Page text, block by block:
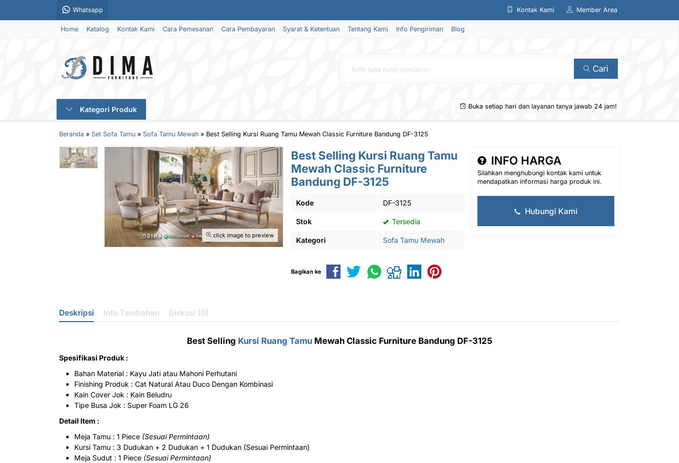
Whatsapp Kontak Kami Member Area
Home Katalog Kontak Kami Cara Pemesanan Cara Pembayaran Syarat & Ketentuan Tentang Kami Info Pengiriman Blog
Cari
Kategori Produk Buka setiap hari dan layanan tanya jawab 24 jam!
Beranda » Set Sofa Tamu » Sofa Tamu Mewah » Best Selling Kursi Ruang Tamu Mewah Classic Furniture Bandung DF-3125
click image to preview
Best Selling Kursi Ruang Tamu
Mewah Classic Furniture
Bandung DF-3125
Kode DF-3125
Stok Tersedia
Kategori Sofa Tamu Mewah
INFO HARGA
Silahkan menghubungi kontak kami untuk
mendapatkan informasi harga produk ini.
Hubungi Kami
Bagikan ke
Deskripsi Info Tambahan Diskusi (0)
Best Selling Kursi Ruang Tamu Mewah Classic Furniture Bandung DF-3125
Spesifikasi Produk :
Bahan Material : Kayu Jati atau Mahoni Perhutani
Finishing Produk : Cat Natural Atau Duco Dengan Kombinasi
Kain Cover Jok : Kain Beludru
Tipe Busa Jok : Super Foam LG 26
Detail Item :
Meja Tamu : 1 Piece (Sesuai Permintaan)
Kursi Tamu : 3 Dudukan + 2 Dudukan + 1 Dudukan (Sesuai Permintaan)
Meja Sudut : 1 Piece (Sesuai Permintaan)